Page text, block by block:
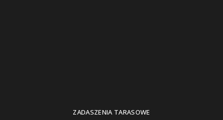
ZADASZENIA TARASOWE